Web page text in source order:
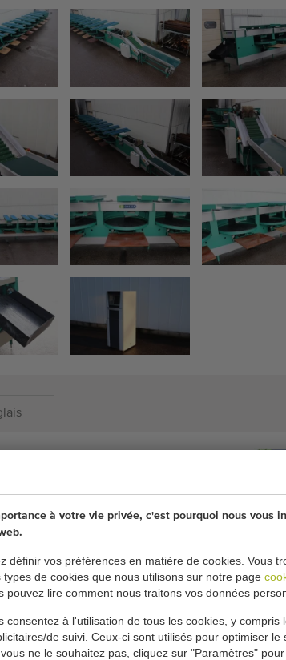
à votre vie privée, c'est pourquoi nous vous
définir vos préférences en matière de cookies. Vous
de cookies que nous utilisons sur notre page
pouvez lire comment nous traitons vos données
consentez à l'utilisation de tous les cookies, y compris
de suivi. Ceux-ci sont utilisés pour optimiser le
ne le souhaitez pas, cliquez sur "Paramètres"
pour concombres